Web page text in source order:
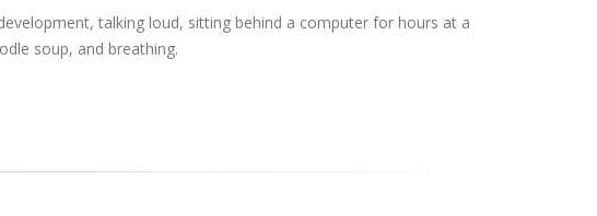
talking loud, sitting behind a computer for hours at a
soup, and breathing.